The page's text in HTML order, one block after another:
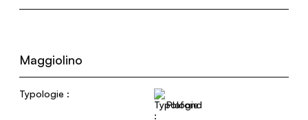
Maggiolino
Typologie :
Plafond